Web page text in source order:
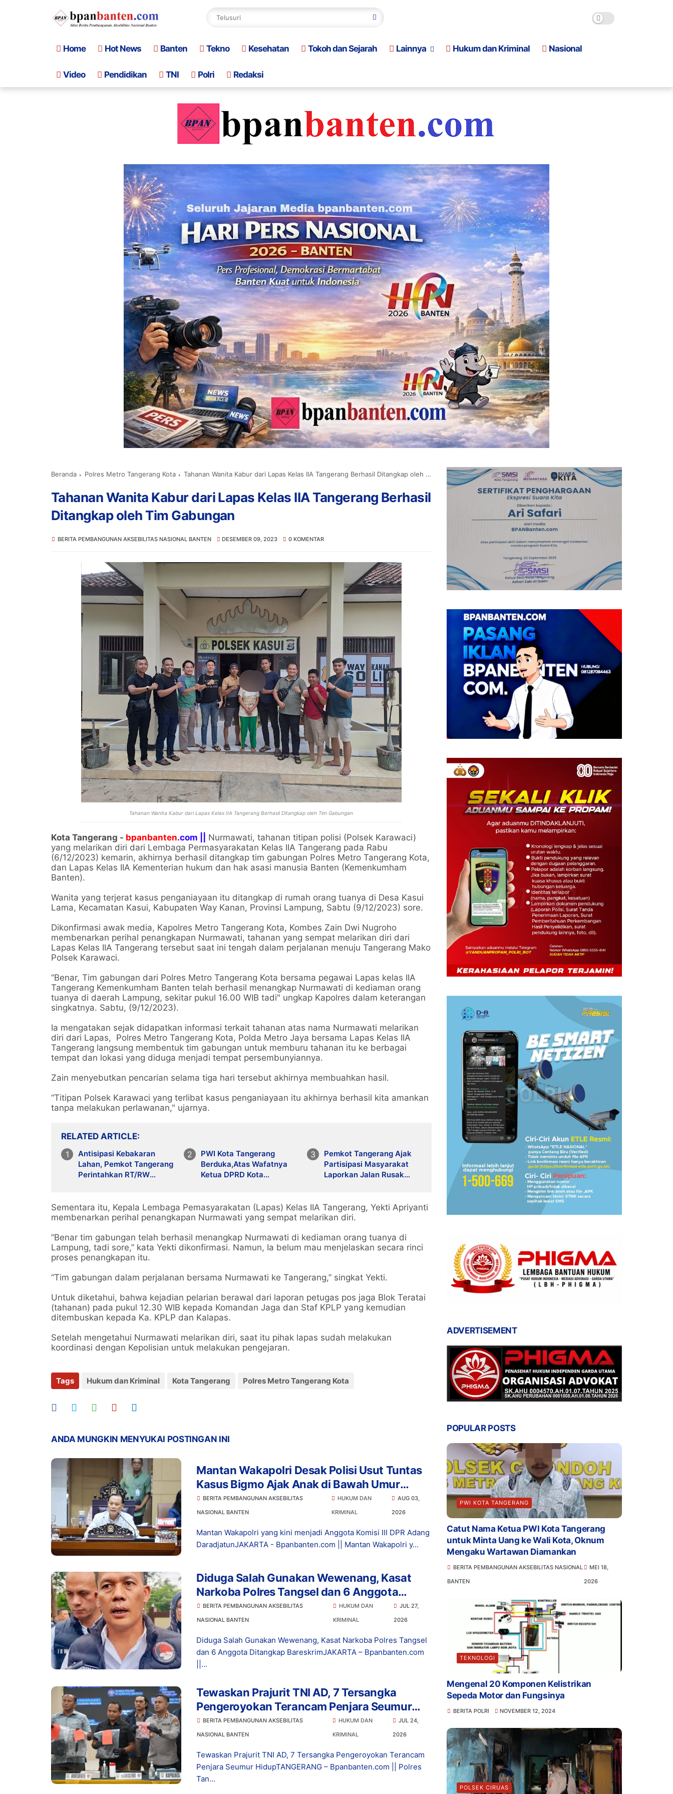
Home Hot News Banten Tekno Kesehatan Tokoh dan Sejarah Lainnya Hukum dan Kriminal Nasional
Video Pendidikan TNI Polri Redaksi
Beranda Polres Metro Tangerang Kota Tahanan Wanita Kabur dari Lapas Kelas IIA Tangerang Berhasil Ditangkap oleh Tim Gabungan
Tahanan Wanita Kabur dari Lapas Kelas IIA Tangerang Berhasil
Ditangkap oleh Tim Gabungan
BERITA PEMBANGUNAN AKSEBILITAS NASIONAL BANTEN DESEMBER 09, 2023 0 KOMENTAR
Tahanan Wanita Kabur dari Lapas Kelas IIA Tangerang Berhasil Ditangkap oleh Tim Gabungan
Kota Tangerang - bpanbanten.com ||
Nurmawati, tahanan titipan polisi (Polsek Karawaci)
yang melarikan diri dari Lembaga Permasyarakatan Kelas IIA Tangerang pada Rabu
(6/12/2023) kemarin, akhirnya berhasil ditangkap tim gabungan Polres Metro Tangerang Kota,
dan Lapas Kelas IIA Kementerian hukum dan hak asasi manusia Banten (Kemenkumham
Banten).
Wanita yang terjerat kasus penganiayaan itu ditangkap di rumah orang tuanya di Desa Kasui
Lama, Kecamatan Kasui, Kabupaten Way Kanan, Provinsi Lampung, Sabtu (9/12/2023) sore.
Dikonfirmasi awak media, Kapolres Metro Tangerang Kota, Kombes Zain Dwi Nugroho
membenarkan perihal penangkapan Nurmawati, tahanan yang sempat melarikan diri dari
Lapas Kelas IIA Tangerang tersebut saat ini tengah dalam perjalanan menuju Tangerang Mako
Polsek Karawaci.
“Benar, Tim gabungan dari Polres Metro Tangerang Kota bersama pegawai Lapas kelas IIA
Tangerang Kemenkumham Banten telah berhasil menangkap Nurmawati di kediaman orang
tuanya di daerah Lampung, sekitar pukul 16.00 WIB tadi" ungkap Kapolres dalam keterangan
singkatnya. Sabtu, (9/12/2023).
Ia mengatakan sejak didapatkan informasi terkait tahanan atas nama Nurmawati melarikan
diri dari Lapas, Polres Metro Tangerang Kota, Polda Metro Jaya bersama Lapas Kelas IIA
Tangerang langsung membentuk tim gabungan untuk memburu tahanan itu ke berbagai
tempat dan lokasi yang diduga menjadi tempat persembunyiannya.
Zain menyebutkan pencarian selama tiga hari tersebut akhirnya membuahkan hasil.
“Titipan Polsek Karawaci yang terlibat kasus penganiayaan itu akhirnya berhasil kita amankan
tanpa melakukan perlawanan," ujarnya.
RELATED ARTICLE
Antisipasi Kebakaran
Lahan, Pemkot Tangerang
Perintahkan RT/RW
PWI Kota Tangerang
Berduka,Atas Wafatnya
Ketua DPRD Kota
Pemkot Tangerang Ajak
Partisipasi Masyarakat
Laporkan Jalan Rusak
Sementara itu, Kepala Lembaga Pemasyarakatan (Lapas) Kelas IIA Tangerang, Yekti Apriyanti
membenarkan perihal penangkapan Nurmawati yang sempat melarikan diri.
“Benar tim gabungan telah berhasil menangkap Nurmawati di kediaman orang tuanya di
Lampung, tadi sore,” kata Yekti dikonfirmasi. Namun, Ia belum mau menjelaskan secara rinci
proses penangkapan itu.
“Tim gabungan dalam perjalanan bersama Nurmawati ke Tangerang,” singkat Yekti.
Untuk diketahui, bahwa kejadian pelarian berawal dari laporan petugas pos jaga Blok Teratai
(tahanan) pada pukul 12.30 WIB kepada Komandan Jaga dan Staf KPLP yang kemudian
ditembuskan kepada Ka. KPLP dan Kalapas.
Setelah mengetahui Nurmawati melarikan diri, saat itu pihak lapas sudah melakukan
koordinasi dengan Kepolisian untuk melakukan pengejaran.
Tags Hukum dan Kriminal Kota Tangerang Polres Metro Tangerang Kota
ANDA MUNGKIN MENYUKAI POSTINGAN INI
Mantan Wakapolri Desak Polisi Usut Tuntas
Kasus Bigmo Ajak Anak di Bawah Umur
Promosikan Vape
BERITA PEMBANGUNAN AKSEBILITAS
NASIONAL BANTEN
HUKUM DAN
KRIMINAL
AUG 03,
2026
Mantan Wakapolri yang kini menjadi Anggota Komisi III DPR Adang
DaradjatunJAKARTA - Bpanbanten.com || Mantan Wakapolri y...
Diduga Salah Gunakan Wewenang, Kasat
Narkoba Polres Tangsel dan 6 Anggota
Ditangkap Bareskrim
BERITA PEMBANGUNAN AKSEBILITAS
NASIONAL BANTEN
HUKUM DAN
KRIMINAL
JUL 27,
2026
Diduga Salah Gunakan Wewenang, Kasat Narkoba Polres Tangsel
dan 6 Anggota Ditangkap BareskrimJAKARTA – Bpanbanten.com
||...
Tewaskan Prajurit TNI AD, 7 Tersangka
Pengeroyokan Terancam Penjara Seumur
Hidup
BERITA PEMBANGUNAN AKSEBILITAS
NASIONAL BANTEN
HUKUM DAN
KRIMINAL
JUL 24,
2026
Tewaskan Prajurit TNI AD, 7 Tersangka Pengeroyokan Terancam
Penjara Seumur HidupTANGERANG – Bpanbanten.com || Polres
Tan...
ADVERTISEMENT
POPULAR POSTS
PWI KOTA TANGERANG
Catut Nama Ketua PWI Kota Tangerang
untuk Minta Uang ke Wali Kota, Oknum
Mengaku Wartawan Diamankan
BERITA PEMBANGUNAN AKSEBILITAS NASIONAL
BANTEN
MEI 18,
2026
TEKNOLOGI
Mengenal 20 Komponen Kelistrikan
Sepeda Motor dan Fungsinya
BERITA POLRI NOVEMBER 12, 2024
POLSEK CIRUAS